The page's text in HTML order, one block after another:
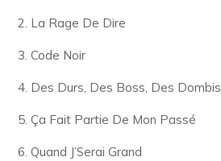
La Rage De Dire
Code Noir
Des Durs, Des Boss, Des Dombis
Ça Fait Partie De Mon Passé
Quand J’Serai Grand